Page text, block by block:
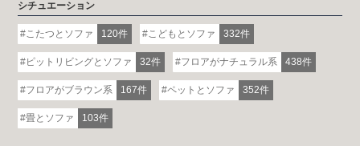
シチュエーション
こたつとソファ 120件 こどもとソファ 332件
ピットリビングとソファ 32件 フロアがナチュラル系 438件
フロアがブラウン系 167件 ペットとソファ 352件
畳とソファ 103件